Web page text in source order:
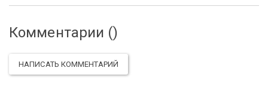
Комментарии ()
НАПИСАТЬ КОММЕНТАРИЙ